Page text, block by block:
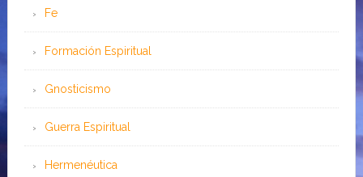
Fe
Formación Espiritual
Gnosticismo
Guerra Espiritual
Hermenéutica